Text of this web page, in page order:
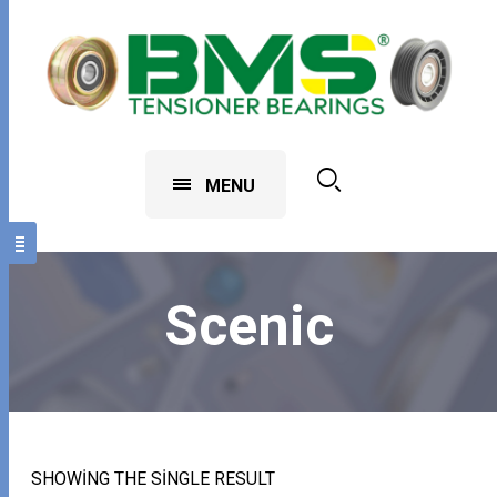
MENU
Scenic
SHOWING THE SINGLE RESULT